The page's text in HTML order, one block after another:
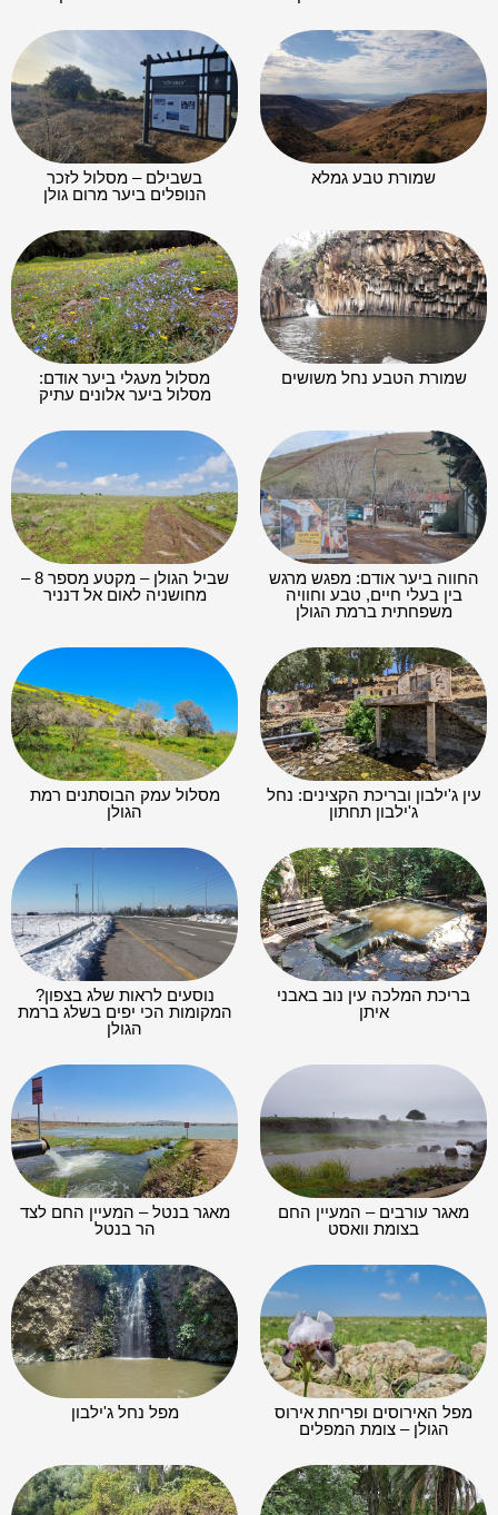
שמורת טבע גמלא
בשבילם – מסלול לזכר
הנופלים ביער מרום גולן
שמורת הטבע נחל משושים
מסלול מעגלי ביער אודם:
מסלול ביער אלונים עתיק
החווה ביער אודם: מפגש מרגש
בין בעלי חיים, טבע וחוויה
משפחתית ברמת הגולן
שביל הגולן – מקטע מספר 8 –
מחושניה לאום אל דנניר
עין ג'ילבון ובריכת הקצינים: נחל
ג'ילבון תחתון
מסלול עמק הבוסתנים רמת
הגולן
בריכת המלכה עין נוב באבני
איתן
נוסעים לראות שלג בצפון?
המקומות הכי יפים בשלג ברמת
הגולן
מאגר עורבים – המעיין החם
בצומת וואסט
מאגר בנטל – המעיין החם לצד
הר בנטל
מפל האירוסים ופריחת אירוס
הגולן – צומת המפלים
מפל נחל ג'ילבון